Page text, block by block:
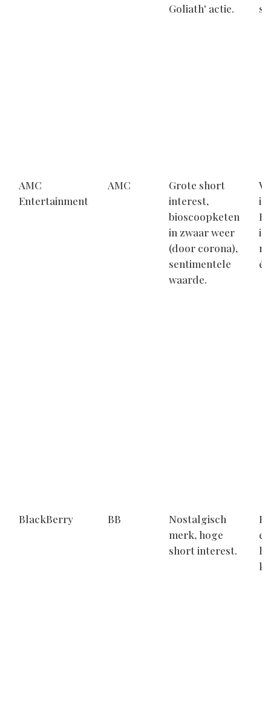
Goliath' actie.
AMC
Entertainment
AMC
Grote short
interest,
bioscoopketen
in zwaar weer
(door corona),
sentimentele
waarde.
in
in
BlackBerry BB
Nostalgisch
merk, hoge
short interest.